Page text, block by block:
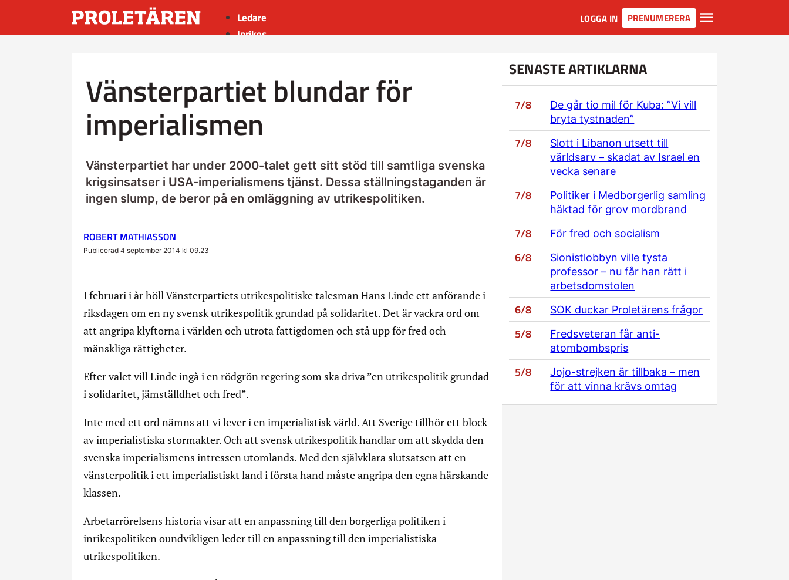
Ledare
Inrikes
Sport
Insänt
LOGGA IN PRENUMERERA
Vänsterpartiet blundar för
imperialismen
Vänsterpartiet har under 2000-talet gett sitt stöd till samtliga svenska
krigsinsatser i USA-imperialismens tjänst. Dessa ställningstaganden är
ingen slump, de beror på en omläggning av utrikespolitiken.
ROBERT MATHIASSON
Publicerad 4 september 2014 kl 09.23
I februari i år höll Vänsterpartiets utrikespolitiske talesman Hans Linde ett anförande i
riksdagen om en ny svensk utrikespolitik grundad på solidaritet. Det är vackra ord om
att angripa klyftorna i världen och utrota fattigdomen och stå upp för fred och
mänskliga rättigheter.
Efter valet vill Linde ingå i en rödgrön regering som ska driva ”en utrikespolitik grundad
i solidaritet, jämställdhet och fred”.
Inte med ett ord nämns att vi lever i en imperialistisk värld. Att Sverige tillhör ett block
av imperialistiska stormakter. Och att svensk utrikespolitik handlar om att skydda den
svenska imperialismens intressen utomlands. Med den självklara slutsatsen att en
vänsterpolitik i ett imperialistiskt land i första hand måste angripa den egna härskande
klassen.
Arbetarrörelsens historia visar att en anpassning till den borgerliga politiken i
inrikespolitiken oundvikligen leder till en anpassning till den imperialistiska
utrikespolitiken.
SENASTE ARTIKLARNA
7/8
De går tio mil för Kuba: ”Vi vill
bryta tystnaden”
7/8
Slott i Libanon utsett till
världsarv – skadat av Israel en
vecka senare
7/8
Politiker i Medborgerlig samling
häktad för grov mordbrand
7/8 För fred och socialism
6/8
Sionistlobbyn ville tysta
professor – nu får han rätt i
arbetsdomstolen
6/8 SOK duckar Proletärens frågor
5/8
Fredsveteran får anti-
atombombspris
5/8
Jojo-strejken är tillbaka – men
för att vinna krävs omtag